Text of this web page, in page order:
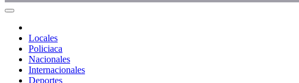
Locales
Policiaca
Nacionales
Internacionales
Deportes